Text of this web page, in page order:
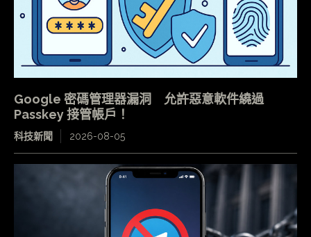
Google 密碼管理器漏洞 允許惡意軟件繞過
Passkey 接管帳戶！
科技新聞 2026-08-05